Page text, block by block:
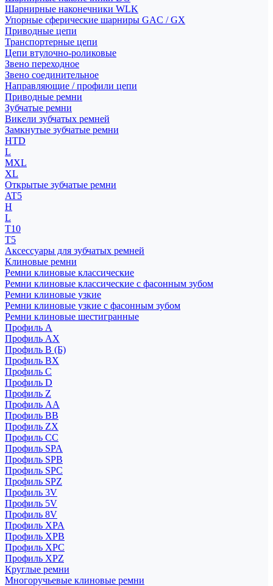
Шарнирные наконечники WLK
Упорные сферические шарниры GAC / GX
Приводные цепи
Транспортерные цепи
Цепи втулочно-роликовые
Звено переходное
Звено соединительное
Направляющие / профили цепи
Приводные ремни
Зубчатые ремни
Викели зубчатых ремней
Замкнутые зубчатые ремни
HTD
L
MXL
XL
Открытые зубчатые ремни
AT5
H
L
T10
T5
Аксессуары для зубчатых ремней
Клиновые ремни
Ремни клиновые классические
Ремни клиновые классические с фасонным зубом
Ремни клиновые узкие
Ремни клиновые узкие с фасонным зубом
Ремни клиновые шестигранные
Профиль A
Профиль AX
Профиль B (Б)
Профиль BX
Профиль C
Профиль D
Профиль Z
Профиль АА
Профиль BB
Профиль ZX
Профиль CC
Профиль SPA
Профиль SPB
Профиль SPC
Профиль SPZ
Профиль 3V
Профиль 5V
Профиль 8V
Профиль XPA
Профиль XPB
Профиль XPC
Профиль XPZ
Круглые ремни
Многоручьевые клиновые ремни